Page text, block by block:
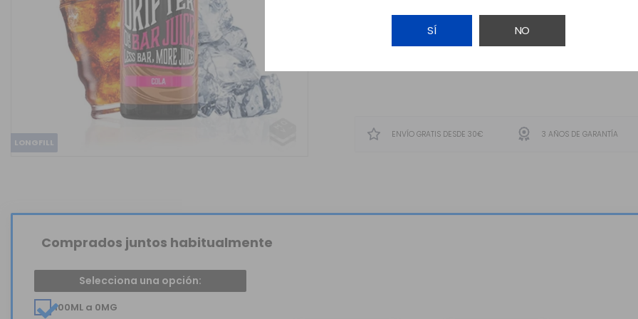
SÍ NO
LONGFILL
ENVÍO GRATIS DESDE 30€ 3 AÑOS DE GARANTÍA
Comprados juntos habitualmente
Selecciona una opción:
100ML a 0MG